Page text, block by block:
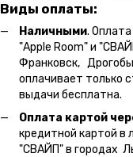
Виды оплаты:
Наличными.
"Apple Room" и
Франковск,
оплачивает только
выдачи бесплатна.
Оплата картой
кредитной картой в
"СВАЙП" в городах